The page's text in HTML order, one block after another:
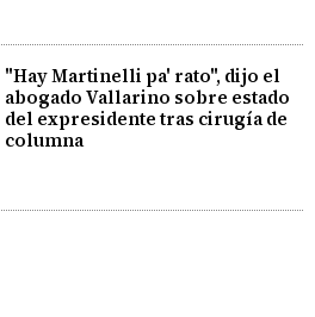
"Hay Martinelli pa' rato", dijo el
abogado Vallarino sobre estado
del expresidente tras cirugía de
columna